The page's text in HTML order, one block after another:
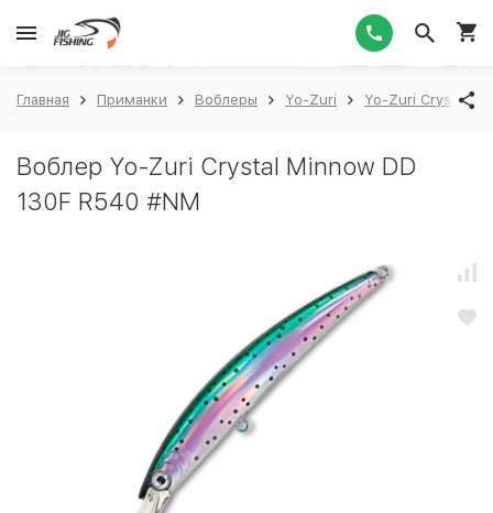
Главная Приманки Воблеры Yo-Zuri Yo-Zuri Crystal
Воблер Yo-Zuri Crystal Minnow DD
130F R540 #NM